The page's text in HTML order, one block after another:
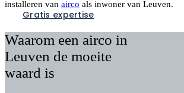
installeren van airco als inwoner van Leuven.
Gratis expertise
Waarom een airco in
Leuven de moeite
waard is